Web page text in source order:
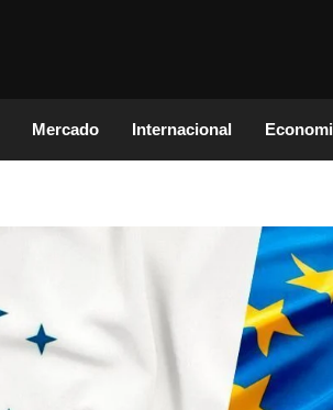
Mercado Internacional